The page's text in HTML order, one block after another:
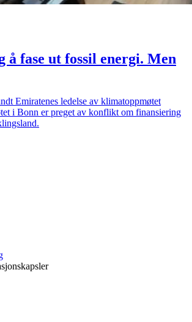
å fase ut fossil energi. Men
Emiratenes ledelse av klimatoppmøtet
i Bonn er preget av konflikt om finansiering